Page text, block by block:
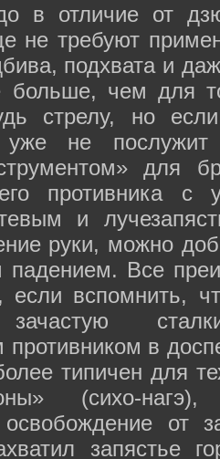
в отличие от
не требуют
подхвата и
чем для
стрелу, но
уже не
для
противника с
и
руки, можно
Все
если вспомнить,
зачастую
противником в
типичен для
(сихо-
освобождение от
запястье